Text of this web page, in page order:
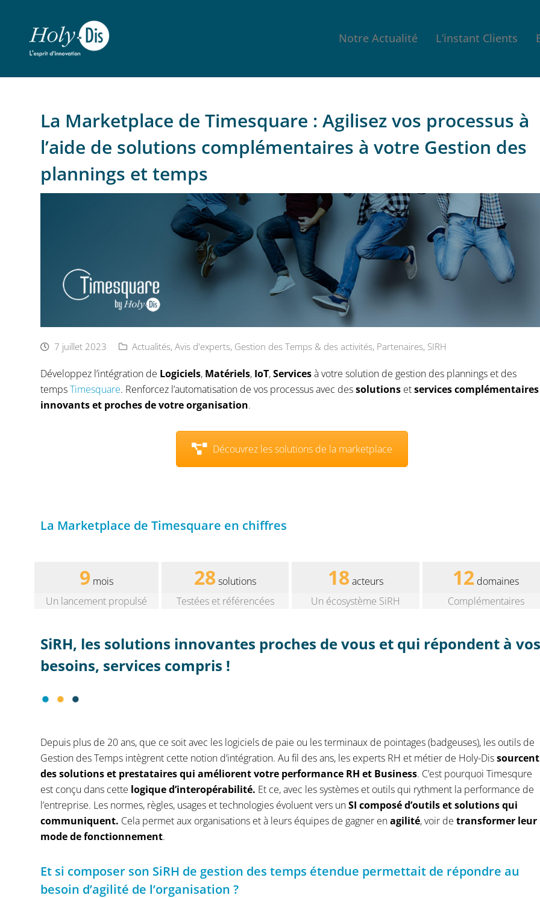
Notre Actualité L’instant Clients
La Marketplace de Timesquare : Agilisez vos processus à
l’aide de solutions complémentaires à votre Gestion des
plannings et temps
7 juillet 2023 Actualités,Avis d'experts, Gestion des Temps & des activités, Partenaires, SIRH
Développez l’intégration de Logiciels, Matériels, IoT,Servicesà votre solution de gestion des plannings et des
tempsTimesquare. Renforcez l’automatisation de vos processus avec dessolutions etservices complémentaires
innovants et proches de votre organisation.
Découvrez les solutions de la marketplace
La Marketplace de Timesquare en chiffres
9 mois 28 solutions 18 acteurs 12 domaines
Un lancement propulsé
Testées et référencées Un écosystème SiRH Complémentaires
SiRH, les solutions innovantes proches de vous et qui répondent à
besoins, services compris !
Depuis plus de 20 ans, que ce soit avec les logiciels de paie ou les terminaux de pointages (badgeuses), les outils de
Gestion des Temps intègrent cette notion d’intégration. Au fil des ans, les experts RH et métier de Holy-Dissourcent
des solutions et prestataires qui améliorent votre performance RH et Business. C’est pourquoi Timesqure
est conçu dans cette logique d’interopérabilité. Et ce, avec les systèmes et outils qui rythment la performance de
l’entreprise. Les normes, règles, usages et technologies évoluent vers unSI composé d’outils et solutions qui
communiquent. Cela permet aux organisations et à leurs équipes de gagner enagilité, voir detransformer leur
mode de fonctionnement.
Et si composer son SiRH de gestion des temps étendue permettait de répondre au
besoin d’agilité de l’organisation ?